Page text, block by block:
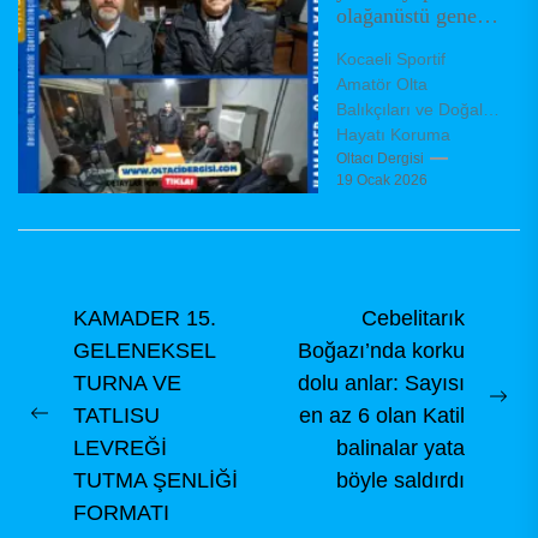
olağanüstü genel
yönetimini
belirledi
Kocaeli Sportif
Amatör Olta
Balıkçıları ve Doğal
Hayatı Koruma
Derneği (KAMADER),
olağanüstü genel
dernek binasında,
Oltacı Dergisi
19 Ocak 2026
Yazı
gezinmesi
Previous
post:
KAMADER 15.
GELENEKSEL
TURNA VE
TATLISU
LEVREĞİ
TUTMA ŞENLİĞİ
FORMATI
Cebelitarık
Boğazı’nda korku
dolu anlar: Sayısı
en az 6 olan Katil
balinalar yata
böyle saldırdı